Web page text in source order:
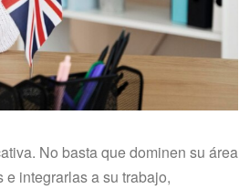
No basta que dominen su área
integrarlas a su trabajo,